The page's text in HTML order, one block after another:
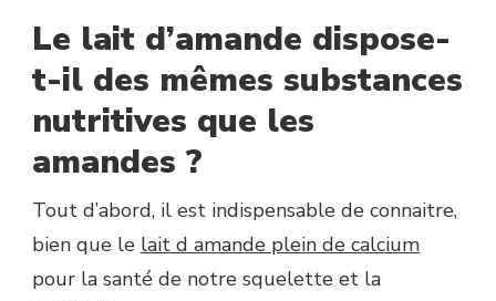
Le lait d’amande dispose-
t-il des mêmes substances
nutritives que les
amandes ?
Tout d’abord, il est indispensable de connaitre,
bien que le lait d amande plein de calcium
pour la santé de notre squelette et la